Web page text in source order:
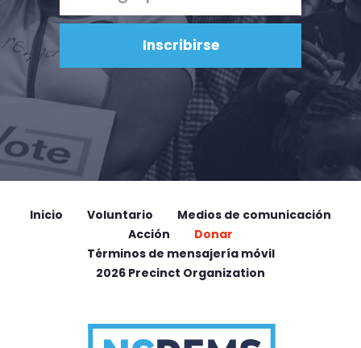
Inicio Voluntario
Medios de comunicación
Acción
Donar
Términos de mensajería móvil
2026 Precinct Organization